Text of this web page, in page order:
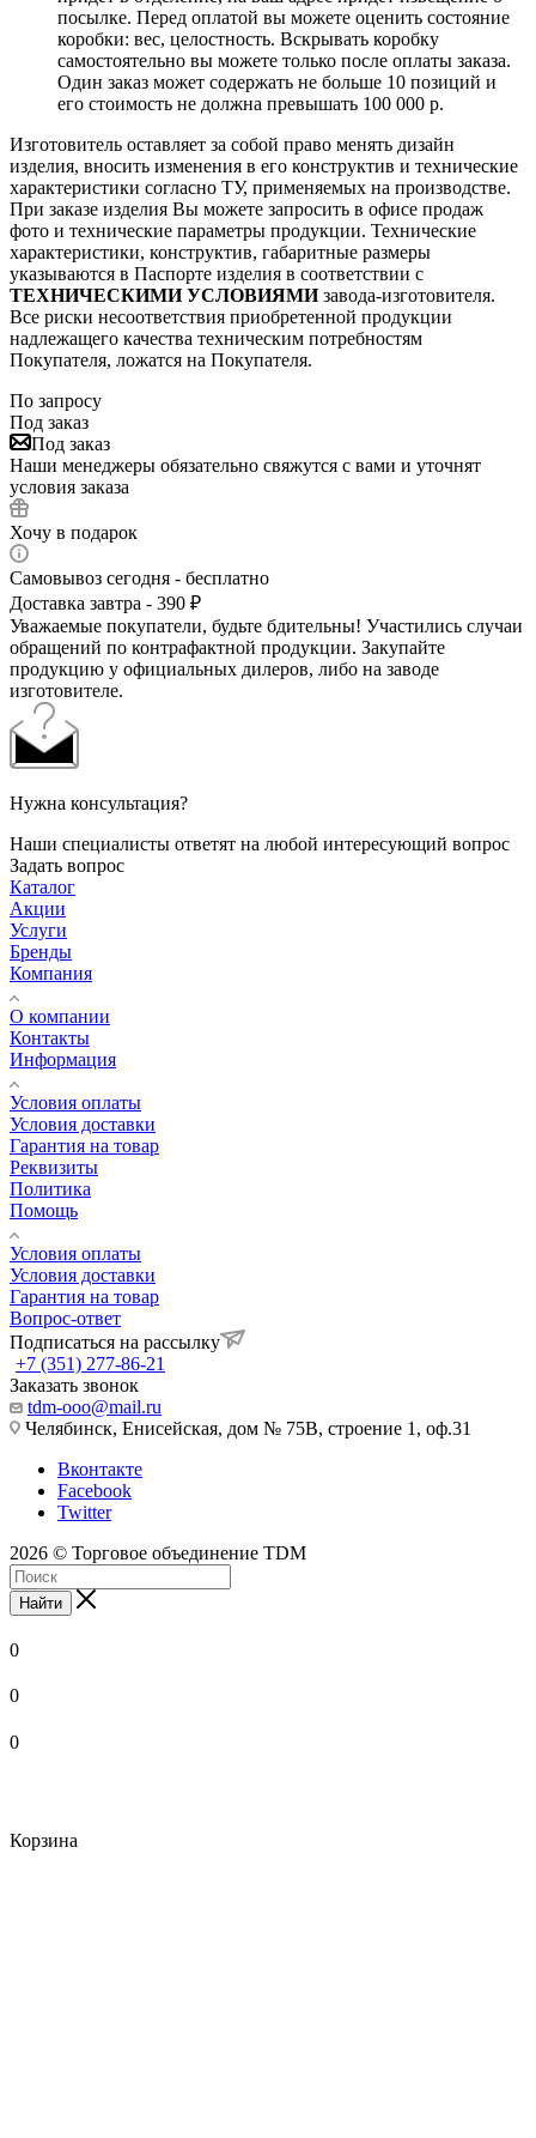
посылке. Перед оплатой вы можете оценить состояние
коробки: вес, целостность. Вскрывать коробку
самостоятельно вы можете только после оплаты заказа.
Один заказ может содержать не больше 10 позиций и
его стоимость не должна превышать 100 000 р.
Изготовитель оставляет за собой право менять дизайн
изделия, вносить изменения в его конструктив и технические
характеристики согласно ТУ, применяемых на производстве.
При заказе изделия Вы можете запросить в офисе продаж
фото и технические параметры продукции. Технические
характеристики, конструктив, габаритные размеры
указываются в Паспорте изделия в соответствии с
ТЕХНИЧЕСКИМИ УСЛОВИЯМИзавода-изготовителя.
Все риски несоответствия приобретенной продукции
надлежащего качества техническим потребностям
Покупателя, ложатся на Покупателя.
По запросу
Под заказ
Под заказ
Наши менеджеры обязательно свяжутся с вами и уточнят
условия заказа
Хочу в подарок
Самовывоз сегодня - бесплатно
Доставка завтра - 390 ₽
Уважаемые покупатели, будьте бдительны! Участились случаи
обращений по контрафактной продукции. Закупайте
продукцию у официальных дилеров, либо на заводе
изготовителе.
Нужна консультация?
Наши специалисты ответят на любой интересующий вопрос
Задать вопрос
Каталог
Акции
Услуги
Бренды
Компания
О компании
Контакты
Информация
Условия оплаты
Условия доставки
Гарантия на товар
Реквизиты
Политика
Помощь
Условия оплаты
Условия доставки
Гарантия на товар
Вопрос-ответ
Подписаться на рассылку
+7 (351) 277-86-21
Заказать звонок
tdm-ooo@mail.ru
Челябинск, Енисейская, дом № 75В, строение 1, оф.31
Вконтакте
Facebook
Twitter
2026 © Торговое объединение TDM
Найти
0
0
0
Корзина